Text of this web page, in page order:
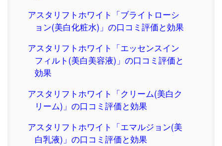
アスタリフトホワイト「ブライトローシ
ョン(美白化粧水)」の口コミ評価と効果
アスタリフトホワイト「エッセンスイン
フィルト(美白美容液)」の口コミ評価と
効果
アスタリフトホワイト「クリーム(美白ク
リーム)」の口コミ評価と効果
アスタリフトホワイト「エマルジョン(美
白乳液)」の口コミ評価と効果